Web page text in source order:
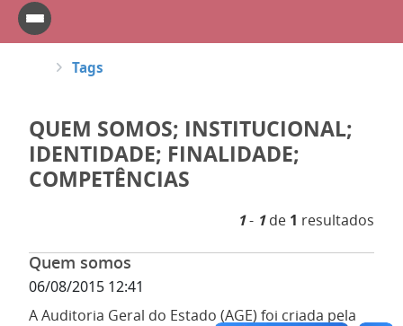
Tags
QUEM SOMOS; INSTITUCIONAL;
IDENTIDADE; FINALIDADE;
COMPETÊNCIAS
1- 1de 1 resultados
Quem somos
06/08/2015 12:41
A Auditoria Geral do Estado (AGE) foi criada pela